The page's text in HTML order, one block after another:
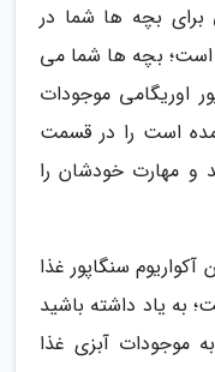
برای بچه ها شما در
است؛ بچه ها شما می
اوریگامی موجودات
است را در قسمت
و مهارت خودشان را
سنگاپور غذا
به یاد داشته باشید
موجودات آبزی غذا